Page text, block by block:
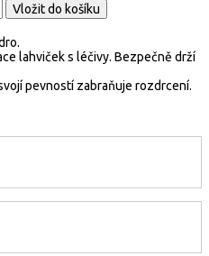
lahviček s léčivy. Bezpečně drží
pevností zabraňuje rozdrcení.